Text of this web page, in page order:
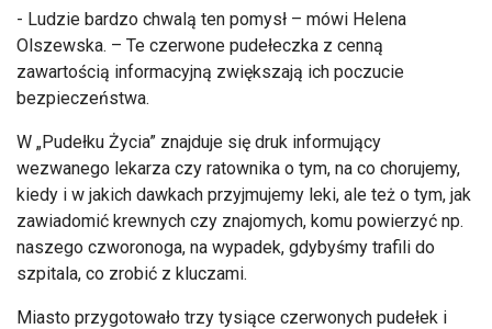
- Ludzie bardzo chwalą ten pomysł – mówi Helena
Olszewska. – Te czerwone pudełeczka z cenną
zawartością informacyjną zwiększają ich poczucie
bezpieczeństwa.
W „Pudełku Życia” znajduje się druk informujący
wezwanego lekarza czy ratownika o tym, na co chorujemy,
kiedy i w jakich dawkach przyjmujemy leki, ale też o tym, jak
zawiadomić krewnych czy znajomych, komu powierzyć np.
naszego czworonoga, na wypadek, gdybyśmy trafili do
szpitala, co zrobić z kluczami.
Miasto przygotowało trzy tysiące czerwonych pudełek i